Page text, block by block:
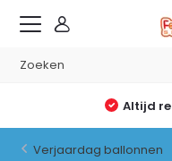
Altijd
Verjaardag ballonnen